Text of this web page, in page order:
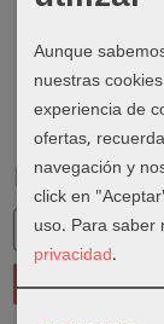
Marcas
Aunque
nuestras
experiencia de
ofertas,
navegación y
click en
uso. Para saber
privacidad.